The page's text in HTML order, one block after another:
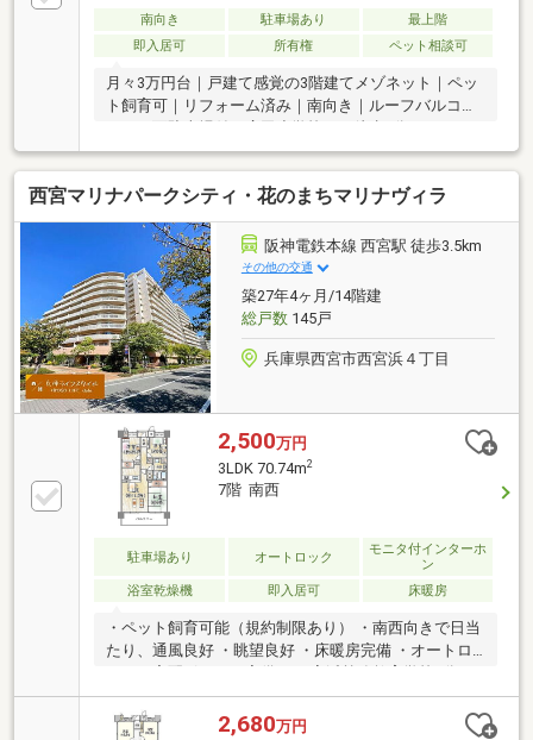
南向き 駐車場あり
最上階
即入居可
所有権 ペット相談可
月々3万円台｜戸建て感覚の3階建てメゾネット｜ペッ
ト飼育可｜リフォーム済み｜南向き｜ルーフバルコニ
西宮マリナパークシティ・花のまちマリナヴィラ
阪神電鉄本線 西宮駅 徒歩3.5km
その他の交通
築27年4ヶ月/14階建
総戸数145戸
兵庫県西宮市西宮浜４丁目
2,500万円
3LDK 70.74m2
7階 南西
駐車場あり オートロック
モニタ付インターホ
ン
浴室乾燥機
即入居可 床暖房
・ペット飼育可能（規約制限あり） ・南西向きで日当
たり、通風良好 ・眺望良好 ・床暖房完備 ・オートロ
2,680万円